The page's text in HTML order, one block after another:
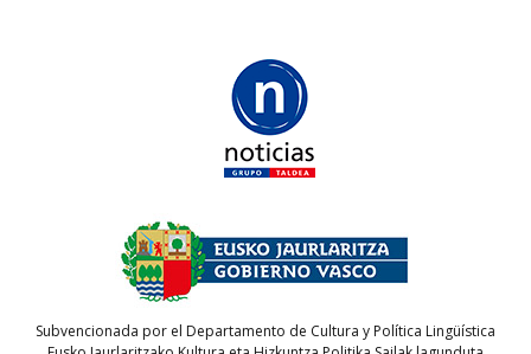
Subvencionada por el Departamento de Cultura y Política Lingüística